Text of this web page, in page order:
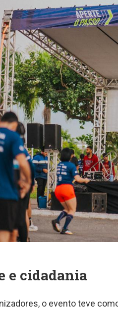
e cidadania
o evento teve